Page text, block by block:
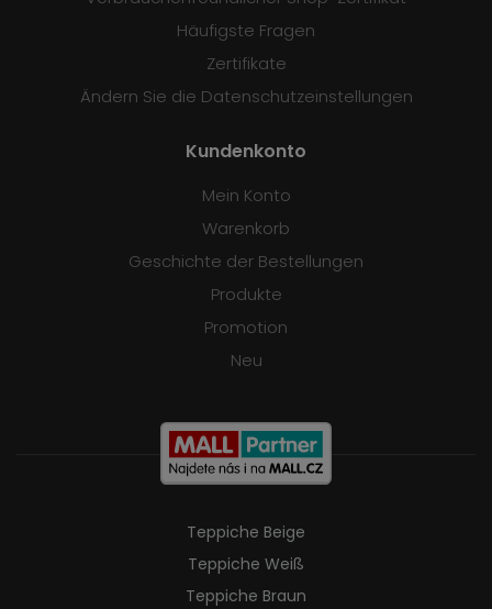
Häufigste Fragen
Zertifikate
Ändern Sie die Datenschutzeinstellungen
Kundenkonto
Mein Konto
Warenkorb
Geschichte der Bestellungen
Produkte
Promotion
Neu
Teppiche Beige
Teppiche Weiß
Teppiche Braun